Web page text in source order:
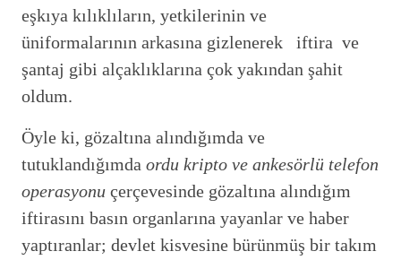
eşkıya kılıklıların, yetkilerinin ve
üniformalarının arkasına gizlenerek iftira ve
şantaj gibi alçaklıklarına çok yakından şahit
oldum.
Öyle ki, gözaltına alındığımda ve
tutuklandığımda ordu kripto ve ankesörlü telefon
operasyonu çerçevesinde gözaltına alındığım
iftirasını basın organlarına yayanlar ve haber
yaptıranlar; devlet kisvesine bürünmüş bir takım